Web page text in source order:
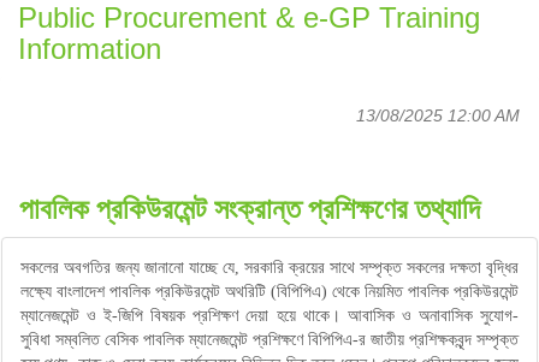
Public Procurement & e-GP Training
Information
13/08/2025 12:00 AM
পাবলিক প্রকিউরমেন্ট সংক্রান্ত প্রশিক্ষণের তথ্যাদি
সকলের অবগতির জন্য জানানো যাচ্ছে যে, সরকারি ক্রয়ের সাথে সম্পৃক্ত সকলের দক্ষতা বৃদ্ধির
লক্ষ্যে বাংলাদেশ পাবলিক প্রকিউরমেন্ট অথরিটি (বিপিপিএ) থেকে নিয়মিত পাবলিক প্রকিউরমেন্ট
ম্যানেজমেন্ট ও ই-জিপি বিষয়ক প্রশিক্ষণ দেয়া হয়ে থাকে। আবাসিক ও অনাবাসিক সুযোগ-
সুবিধা সম্বলিত বেসিক পাবলিক ম্যানেজমেন্ট প্রশিক্ষণে বিপিপিএ-র জাতীয় প্রশিক্ষকবৃন্দ সম্পৃক্ত